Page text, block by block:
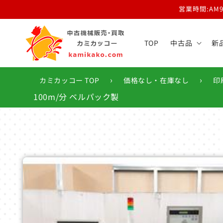
進む
営業時間
TOP 中古品 新
カミカッコー TOP › 価格なし・在庫なし › 印
100m/分 ベルパック製
商品情
報にス